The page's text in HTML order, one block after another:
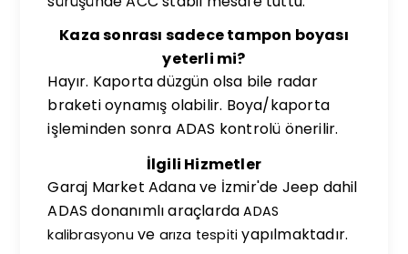
Kaza sonrası sadece tampon boyası
yeterli mi?
Hayır. Kaporta düzgün olsa bile radar
braketi oynamış olabilir. Boya/kaporta
işleminden sonra ADAS kontrolü önerilir.
İlgili Hizmetler
Garaj Market Adana ve İzmir'de Jeep dahil
ADAS donanımlı araçlardaADAS
kalibrasyonu ve arıza tespiti yapılmaktadır.